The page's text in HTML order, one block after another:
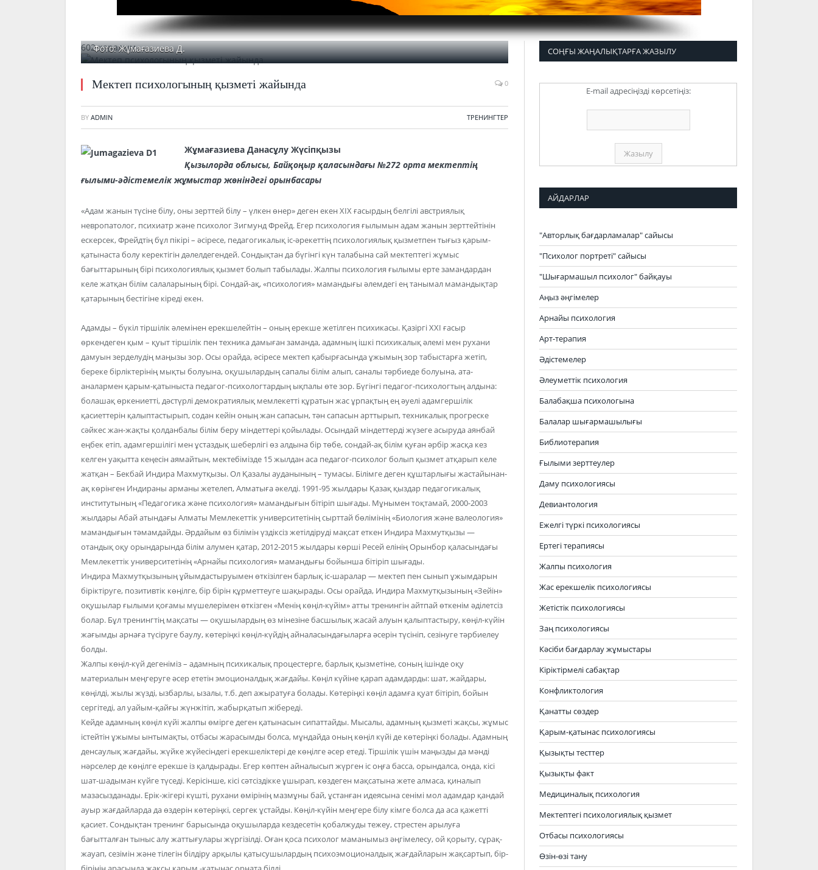
602 қаралым
Фото: Жұмағазиева Д.
Мектеп психологының қызметі жайында 0
BY ADMIN ТРЕНИНГТЕР
Жұмағазиева Данасұлу Жүсіпқызы
Қызылорда облысы, Байқоңыр қаласындағы №272 орта мектептің
ғылыми-әдістемелік жұмыстар жөніндегі орынбасары
«Адам жанын түсіне білу, оны зерттей білу – үлкен өнер» деген екен XIX ғасырдың белгілі австриялық
невропатолог, психиатр және психолог Зигмунд Фрейд. Егер психология ғылымын адам жанын зерттейтінін
ескерсек, Фрейдтің бұл пікірі – әсіресе, педагогикалық іс-әрекеттің психологиялық қызметпен тығыз қарым-
қатынаста болу керектігін дәлелдегендей. Сондықтан да бүгінгі күн талабына сай мектептегі жұмыс
бағыттарының бірі психологиялық қызмет болып табылады. Жалпы психология ғылымы ерте замандардан
келе жатқан білім салаларының бірі. Сондай-ақ, «психология» мамандығы әлемдегі ең танымал мамандықтар
қатарының бестігіне кіреді екен.
Адамды – бүкіл тіршілік әлемінен ерекшелейтін – оның ерекше жетілген психикасы. Қазіргі ХХІ ғасыр
өркендеген қым – қуыт тіршілік пен техника дамыған заманда, адамның ішкі психикалық әлемі мен рухани
дамуын зерделудің маңызы зор. Осы орайда, әсіресе мектеп қабырғасында ұжымың зор табыстарға жетіп,
береке бірліктерінің мықты болуына, оқушылардың сапалы білім алып, саналы тәрбиеде болуына, ата-
аналармен қарым-қатыныста педагог-психологтардың ықпалы өте зор. Бүгінгі педагог-психологтың алдына:
болашақ өркениетті, дәстүрлі демократиялық мемлекетті құратын жас ұрпақтың ең әуелі адамгершілік
қасиеттерін қалыптастырып, содан кейін оның жан сапасын, тән сапасын арттырып, техникалық прогреске
сәйкес жан-жақты қолданбалы білім беру міндеттері қойылады. Осындай міндеттерді жүзеге асыруда аянбай
еңбек етіп, адамгершілігі мен ұстаздық шеберлігі өз алдына бір төбе, сондай-ақ білім қуған әрбір жасқа кез
келген уақытта кеңесін аямайтын, мектебімізде 15 жылдан аса педагог-психолог болып қызмет атқарып келе
жатқан – Бекбай Индира Махмутқызы. Ол Қазалы ауданының – тумасы. Білімге деген құштарлығы жастайынан-
ақ көрінген Индираны арманы жетелеп, Алматыға әкелді. 1991-95 жылдары Қазақ қыздар педагогикалық
институтының «Педагогика және психология» мамандығын бітіріп шығады. Мұнымен тоқтамай, 2000-2003
жылдары Абай атындағы Алматы Мемлекеттік университетінің сырттай бөлімінің «Биология және валеология»
мамандығын тәмамдайды. Әрдайым өз білімін үздіксіз жетілдіруді мақсат еткен Индира Махмутқызы —
отандық оқу орындарында білім алумен қатар, 2012-2015 жылдары көрші Ресей елінің Орынбор қаласындағы
Мемлекеттік университетінің «Арнайы психология» мамандығы бойынша бітіріп шығады.
Индира Махмутқызының ұйымдастыруымен өткізілген барлық іс-шаралар — мектеп пен сынып ұжымдарын
біріктіруге, позитивтік көңілге, бір бірін құрметтеуге шақырады. Осы орайда, Индира Махмутқызының «Зейін»
оқушылар ғылыми қоғамы мүшелерімен өткізген «Менің көңіл-күйім» атты тренингін айтпай өткенім әділетсіз
болар. Бұл тренингтің мақсаты — оқушылардың өз мінезіне басшылық жасай алуын қалыптастыру, көңіл-күйін
жағымды арнаға түсіруге баулу, көтеріңкі көңіл-күйдің айналасындағыларға әсерін түсініп, сезінуге тәрбиелеу
болды.
Жалпы көңіл-күй дегеніміз – адамның психикалық процестерге, барлық қызметіне, соның ішінде оқу
материалын меңгеруге әсер ететін эмоционалдық жағдайы. Көңіл күйіне қарап адамдарды: шат, жайдары,
көңілді, жылы жүзді, ызбарлы, ызалы, т.б. деп ажыратуға болады. Көтеріңкі көңіл адамға қуат бітіріп, бойын
сергітеді, ал уайым-қайғы жүнжітіп, жабырқатып жібереді.
Кейде адамның көңіл күйі жалпы өмірге деген қатынасын сипаттайды. Мысалы, адамның қызметі жақсы, жұмыс
істейтін ұжымы ынтымақты, отбасы жарасымды болса, мұндайда оның көңіл күйі де көтеріңкі болады. Адамның
денсаулық жағдайы, жүйке жүйесіндегі ерекшеліктері де көңілге әсер етеді. Тіршілік үшін маңызды да мәнді
нәрселер де көңілге ерекше із қалдырады. Егер көптен айналысып жүрген іс оңға басса, орындалса, онда, кісі
шат-шадыман күйге түседі. Керісінше, кісі сәтсіздікке ұшырап, көздеген мақсатына жете алмаса, қиналып
мазасызданады. Ерік-жігері күшті, рухани өмірінің мазмұны бай, ұстанған идеясына сенімі мол адамдар қандай
ауыр жағдайларда да өздерін көтеріңкі, сергек ұстайды. Көңіл-күйін меңгере білу кімге болса да аса қажетті
қасиет. Сондықтан тренинг барысында оқушыларда кездесетін қобалжуды тежеу, стрестен арылуға
бағытталған тыныс алу жаттығулары жүргізілді. Оған қоса психолог маманымыз әңгімелесу, ой қорыту, сұрақ-
жауап, сезімін және тілегін білдіру арқылы қатысушылардың психоэмоционалдық жағдайларын жақсартып, бір-
СОҢҒЫ ЖАҢАЛЫҚТАРҒА ЖАЗЫЛУ
E-mail адресіңізді көрсетіңіз:
АЙДАРЛАР
"Авторлық бағдарламалар" сайысы
"Психолог портреті" сайысы
"Шығармашыл психолог" байқауы
Аңыз әңгімелер
Арнайы психология
Арт-терапия
Әдістемелер
Әлеуметтік психология
Балабақша психологына
Балалар шығармашылығы
Библиотерапия
Ғылыми зерттеулер
Даму психологиясы
Девиантология
Ежелгі түркі психологиясы
Ертегі терапиясы
Жалпы психология
Жас ерекшелік психологиясы
Жетістік психологиясы
Заң психологиясы
Кәсіби бағдарлау жұмыстары
Кіріктірмелі сабақтар
Конфликтология
Қанатты сөздер
Қарым-қатынас психологиясы
Қызықты тесттер
Қызықты факт
Медициналық психология
Мектептегі психологиялық қызмет
Отбасы психологиясы
Өзін-өзі тану